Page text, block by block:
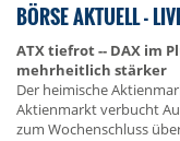
BÖRSE AKTUELL -
ATX tiefrot -- DAX im
mehrheitlich stärker
Der heimische
Aktienmarkt verbucht
zum Wochenschluss